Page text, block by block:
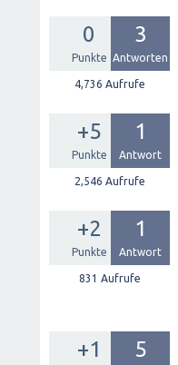
0
Punkte
3
Antworten
4,736 Aufrufe
+5
Punkte
1
Antwort
2,546 Aufrufe
+2
Punkte
1
Antwort
831 Aufrufe
+1 5